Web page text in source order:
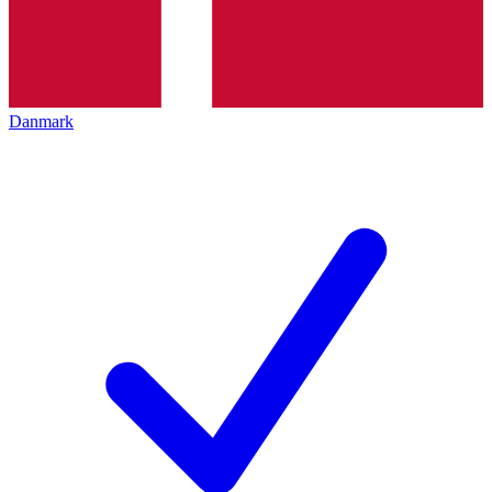
Danmark